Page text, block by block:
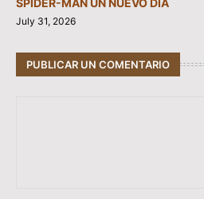
SPIDER-MAN UN NUEVO DÍA
July 31, 2026
PUBLICAR UN COMENTARIO